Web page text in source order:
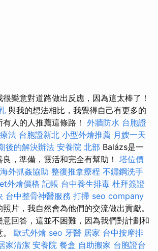
樂意對道路做出反應，因為這太棒了！
與我的想法相比，我覺得自己有更多的
人的人推薦這條路！ 外牆防水 台胞證
法 台胞證新北 小型外燴推薦 月嫂一天
後的解決辦法 安養院 北部 Balázs是一
，準備，靈活和完全有幫助！ 塔位價
海外抓姦協助 整復推拿療程 不鏽鋼洗手
外燴價格 記帳 台中養生排毒 杜拜簽證
台中整骨神醫服務 打掃 seo company
片，我自然會為他們的交流做出貢獻。
回答，這並不困難，因為我們對計劃和
歐式外燴 seo 牙醫 居家 台中按摩排
家清潔 安養院 餐盒 自助搬家 台胞證台